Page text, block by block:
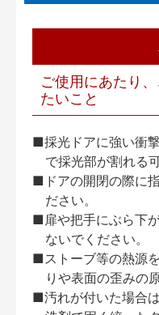
ご使用にあたり
たいこと
■採光ドアに強い衝
で採光部が割れる
■ドアの開閉の際に
ださい。
■扉や把手にぶら下
ないでください。
■ストーブ等の熱源
りや表面の歪みの
■汚れが付いた場合